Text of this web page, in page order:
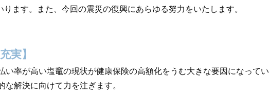
ります。また、今回の震災の復興にあらゆる努力をいたします。
実】
い率が高い塩竈の現状が健康保険の高額化をうむ大きな要因になってい
な解決に向けて力を注ぎます。